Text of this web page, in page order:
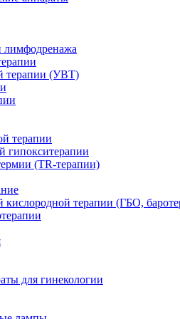
лимфодренажа
терапии (УВТ)
терапии
гипокситерапии
(TR-терапии)
кислородной терапии (ГБО,
для гинекологии